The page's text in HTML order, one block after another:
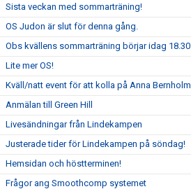
Sista veckan med sommarträning!
OS Judon är slut för denna gång.
Obs kvällens sommarträning börjar idag 18.30
Lite mer OS!
Kväll/natt event för att kolla på Anna Bernholm
Anmälan till Green Hill
Livesändningar från Lindekampen
Justerade tider för Lindekampen på söndag!
Hemsidan och höstterminen!
Frågor ang Smoothcomp systemet